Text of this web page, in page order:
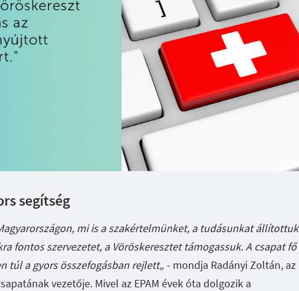
segítség
mi is a szakértelmünket, a tudásunkat állítottuk
fontos szervezetet, a Vöröskeresztet támogassuk. A csapat fő
túl a gyors összefogásban rejlett„ - mondja Radányi Zoltán, az
vezetője. Mivel az EPAM évek óta dolgozik a